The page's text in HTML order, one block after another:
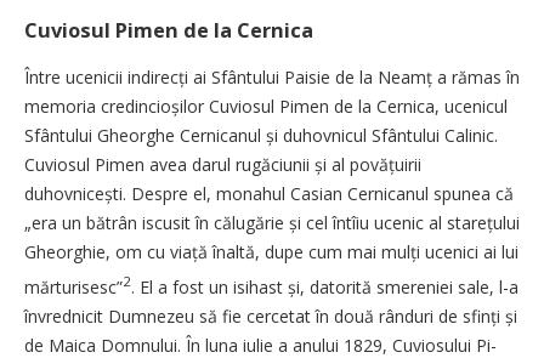
Cuviosul Pimen de la Cernica
Între ucenicii indirecți ai Sfântului Paisie de la Neamț a rămas în
memoria credincioșilor Cuviosul Pi­men de la Cernica, ucenicul
Sfân­­tului Gheorghe Cernicanul și duhovnicul Sfântului Calinic.
Cu­vio­sul Pimen avea darul rugăciunii și al povățuirii
duhovnicești. Despre el, monahul Casian Cernicanul spunea că
„era un bătrân iscusit în călugărie și cel întîiu ucenic al starețului
Gheorghie, om cu viață înaltă, dupe cum mai mulți ucenici ai lui
mărturi­sesc”2. El a fost un isihast și, datorită smereniei sale, l-a
învrednicit Dumnezeu să fie cercetat în două rânduri de sfinți și
de Maica Domnului. În luna iulie a anului 1829, Cuviosului Pi­